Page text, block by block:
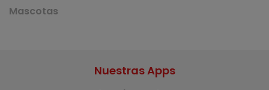
Mascotas
Nuestras Apps